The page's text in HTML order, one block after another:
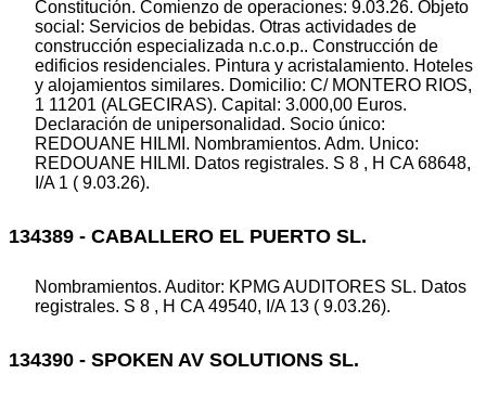
Constitución. Comienzo de operaciones: 9.03.26. Objeto
social: Servicios de bebidas. Otras actividades de
construcción especializada n.c.o.p.. Construcción de
edificios residenciales. Pintura y acristalamiento. Hoteles
y alojamientos similares. Domicilio: C/ MONTERO RIOS,
1 11201 (ALGECIRAS). Capital: 3.000,00 Euros.
Declaración de unipersonalidad. Socio único:
REDOUANE HILMI. Nombramientos. Adm. Unico:
REDOUANE HILMI. Datos registrales. S 8 , H CA 68648,
I/A 1 ( 9.03.26).
134389 - CABALLERO EL PUERTO SL.
Nombramientos. Auditor: KPMG AUDITORES SL. Datos
registrales. S 8 , H CA 49540, I/A 13 ( 9.03.26).
134390 - SPOKEN AV SOLUTIONS SL.